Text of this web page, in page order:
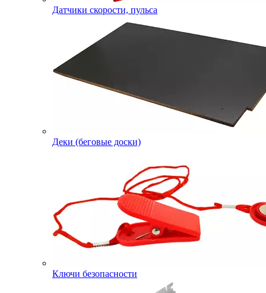
Датчики скорости, пульса
Деки (беговые доски)
Ключи безопасности